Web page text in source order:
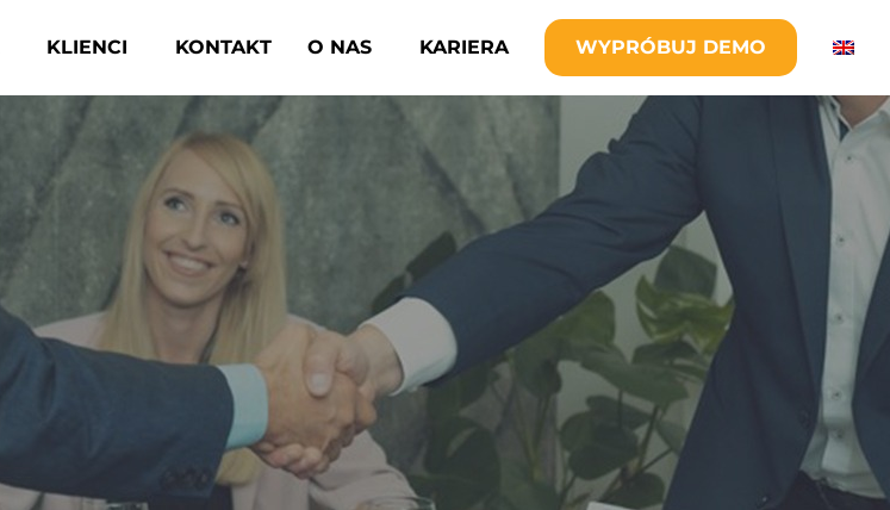
KLIENCI KONTAKT O NAS KARIERA WYPRÓBUJ DEMO